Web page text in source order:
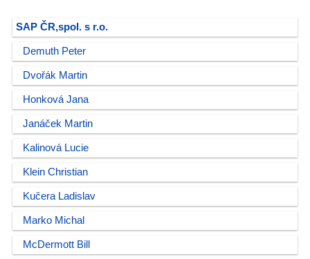
SAP ČR,spol. s r.o.
Demuth Peter
Dvořák Martin
Honková Jana
Janáček Martin
Kalinová Lucie
Klein Christian
Kučera Ladislav
Marko Michal
McDermott Bill